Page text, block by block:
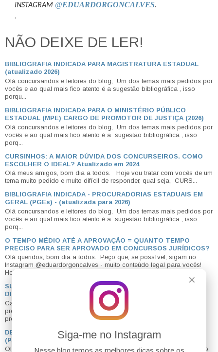
✕
Siga-me no Instagram
Nesse blog temos as melhores dicas sobre os
INSTAGRAM @EDUARDORGONCALVES.
.
NÃO DEIXE DE LER!
BIBLIOGRAFIA INDICADA PARA MAGISTRATURA ESTADUAL
(atualizado 2026)
Olá concursandos e leitores do blog, Um dos temas mais pedidos por
vocês e ao qual mais fico atento é a sugestão bibliográfica , isso
porqu...
BIBLIOGRAFIA INDICADA PARA O MINISTÉRIO PÚBLICO
ESTADUAL (MPE) CARGO DE PROMOTOR DE JUSTIÇA (2026)
Olá concursandos e leitores do blog, Um dos temas mais pedidos por
vocês e ao qual mais fico atento é a sugestão bibliográfica , isso
porq...
CURSINHOS: A MAIOR DÚVIDA DOS CONCURSEIROS. COMO
ESCOLHER O IDEAL? Atualizado em 2024
Olá meus amigos, bom dia a todos. Hoje vou tratar com vocês de um
tema muito pedido e muito difícil de responder, qual seja, CURS...
BIBLIOGRAFIA INDICADA - PROCURADORIAS ESTADUAIS EM
GERAL (PGEs) - (atualizada para 2026)
Olá concursandos e leitores do blog, Um dos temas mais pedidos por
vocês e ao qual mais fico atento é a sugestão bibliográfica , isso
porq...
O TEMPO MÉDIO ATÉ A APROVAÇÃO = QUANTO TEMPO
PRECISO PARA SER APROVADO EM CONCURSOS JURÍDICOS?
Olá queridos, bom dia a todos. Peço que, se possível, sigam no
Instagram @eduardorgoncalves - muito conteúdo legal para vocês!
Hoje ...
SUPERQUARTA: PREPARAÇÃO GRATUITA PARA PROVAS
DISCURSIVAS
Caros ALUNOS, é com muita satisfação que lançamos um novo
projeto, A NOSSA SUPERQUARTA. A meta agora é ajudá-los na
preparação para pro...
DESAFIO BLOG DO EDU: LEIS ADMINISTRATIVAS EM 20 DIAS
(PARA COMEÇAR 2026 COM TUDO)
Olá meus amigos tudo bem? O mais clássico desafio de lei seca do